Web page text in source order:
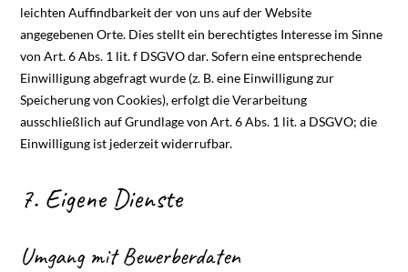
leichten Auffindbarkeit der von uns auf der Website
angegebenen Orte. Dies stellt ein berechtigtes Interesse im Sinne
von Art. 6 Abs. 1 lit. f DSGVO dar. Sofern eine entsprechende
Einwilligung abgefragt wurde (z. B. eine Einwilligung zur
Speicherung von Cookies), erfolgt die Verarbeitung
ausschließlich auf Grundlage von Art. 6 Abs. 1 lit. a DSGVO; die
Einwilligung ist jederzeit widerrufbar.
7. Eigene Dienste
Umgang mit Bewerberdaten